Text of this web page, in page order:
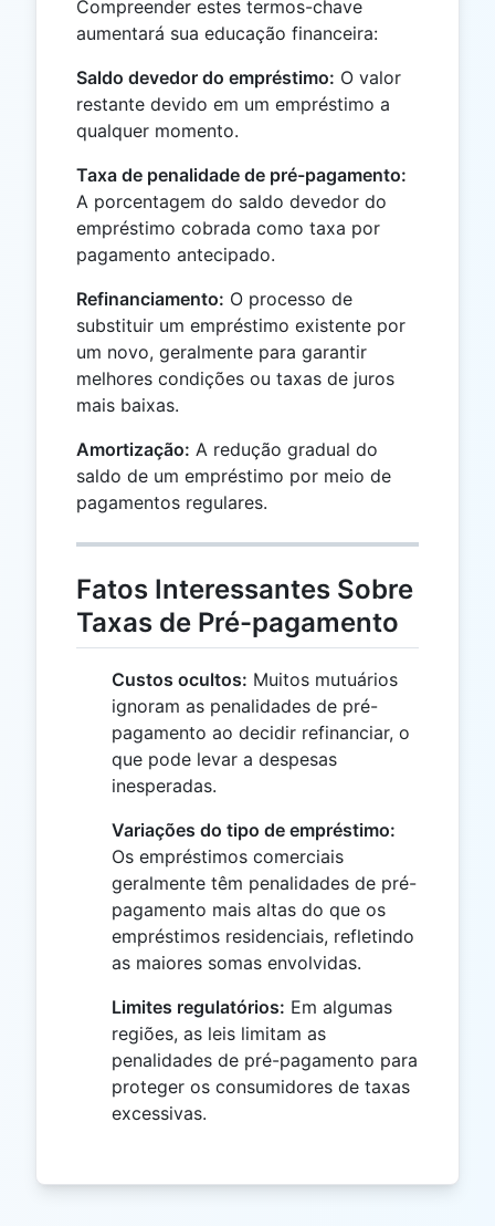
Compreender estes termos-chave
aumentará sua educação financeira:
Saldo devedor do empréstimo: O valor
restante devido em um empréstimo a
qualquer momento.
Taxa de penalidade de pré-pagamento:
A porcentagem do saldo devedor do
empréstimo cobrada como taxa por
pagamento antecipado.
Refinanciamento: O processo de
substituir um empréstimo existente por
um novo, geralmente para garantir
melhores condições ou taxas de juros
mais baixas.
Amortização: A redução gradual do
saldo de um empréstimo por meio de
pagamentos regulares.
Fatos Interessantes Sobre
Taxas de Pré-pagamento
Custos ocultos: Muitos mutuários
ignoram as penalidades de pré-
pagamento ao decidir refinanciar, o
que pode levar a despesas
inesperadas.
Variações do tipo de empréstimo:
Os empréstimos comerciais
geralmente têm penalidades de pré-
pagamento mais altas do que os
empréstimos residenciais, refletindo
as maiores somas envolvidas.
Limites regulatórios: Em algumas
regiões, as leis limitam as
penalidades de pré-pagamento para
proteger os consumidores de taxas
excessivas.